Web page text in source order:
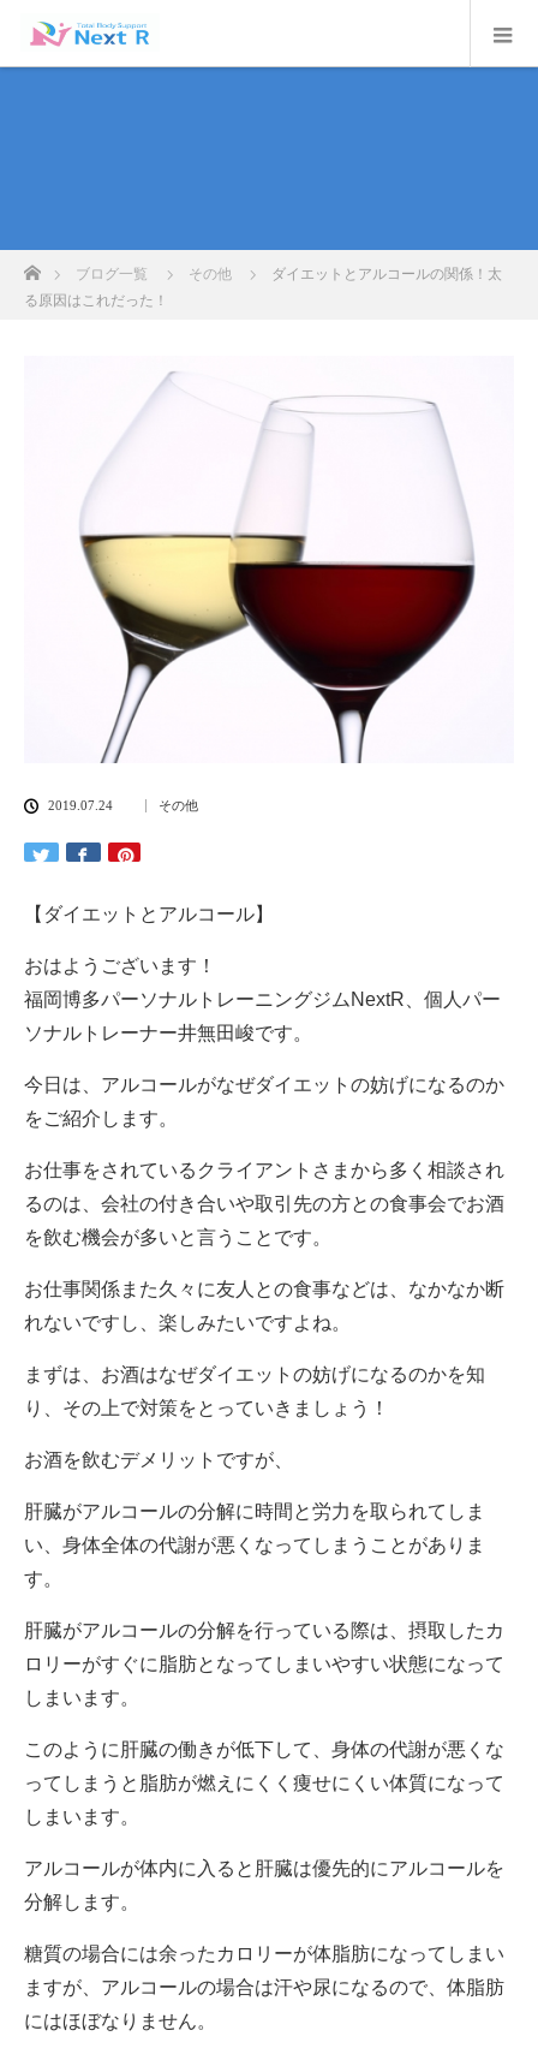
ブログ一覧 その他
ダイエットとアルコールの関係！太
る原因はこれだった！
2019.07.24 その他
【ダイエットとアルコール】
おはようございます！
福岡博多パーソナルトレーニングジムNextR、個人パー
ソナルトレーナー井無田峻です。
今日は、アルコールがなぜダイエットの妨げになるのか
をご紹介します。
お仕事をされているクライアントさまから多く相談され
るのは、会社の付き合いや取引先の方との食事会でお酒
を飲む機会が多いと言うことです。
お仕事関係また久々に友人との食事などは、なかなか断
れないですし、楽しみたいですよね。
まずは、お酒はなぜダイエットの妨げになるのかを知
り、その上で対策をとっていきましょう！
お酒を飲むデメリットですが、
肝臓がアルコールの分解に時間と労力を取られてしま
い、身体全体の代謝が悪くなってしまうことがありま
す。
肝臓がアルコールの分解を行っている際は、摂取したカ
ロリーがすぐに脂肪となってしまいやすい状態になって
しまいます。
このように肝臓の働きが低下して、身体の代謝が悪くな
ってしまうと脂肪が燃えにくく痩せにくい体質になって
しまいます。
アルコールが体内に入ると肝臓は優先的にアルコールを
分解します。
糖質の場合には余ったカロリーが体脂肪になってしまい
ますが、アルコールの場合は汗や尿になるので、体脂肪
にはほぼなりません。